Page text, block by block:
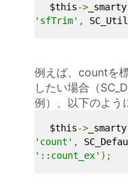
$this->_smarty
'sfTrim' ,
例えば、countを
したい場合（
例）、以下のよう
$this->_smarty
'count' ,
'::count_ex' );